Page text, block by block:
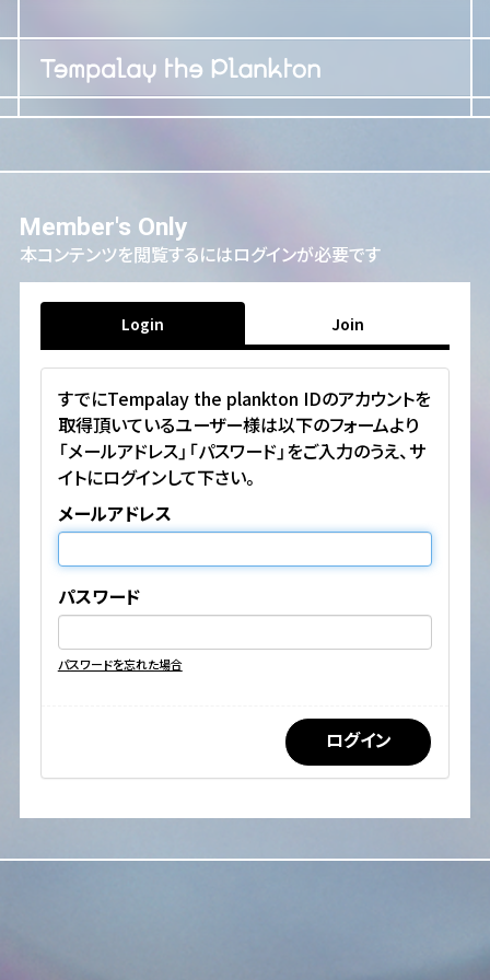
Member's Only
本コンテンツを閲覧するにはログインが必要です
Login Join
すでにTempalay the plankton IDのアカウントを
取得頂いているユーザー様は以下のフォームより
「メールアドレス」「パスワード」をご入力のうえ、サ
イトにログインして下さい。
メールアドレス
パスワード
パスワードを忘れた場合